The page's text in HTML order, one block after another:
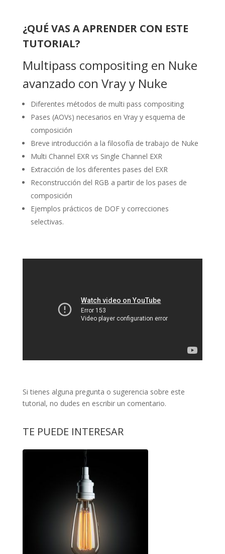
¿QUÉ VAS A APRENDER CON ESTE
TUTORIAL?
Multipass compositing en Nuke
avanzado con Vray y Nuke
Diferentes métodos de multi pass compositing
Pases (AOVs) necesarios en Vray y esquema de
composición
Breve introducción a la filosofía de trabajo de Nuke
Multi Channel EXR vs Single Channel EXR
Extracción de los diferentes pases del EXR
Reconstrucción del RGB a partir de los pases de
composición
Ejemplos prácticos de DOF y correcciones
selectivas.
Si tienes alguna pregunta o sugerencia sobre este
tutorial, no dudes en escribir un comentario.
TE PUEDE INTERESAR